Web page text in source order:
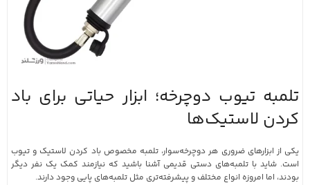
تلمبه تیوب دوچرخه؛ ابزار حیاتی برای باد
کردن لاستیک‌ها
یکی از ابزارهای ضروری هر دوچرخه‌سوار، تلمبه مخصوص باد کردن لاستیک و تیوب
است. شاید با تلمبه‌های دستی قدیمی آشنا باشید که نیازمند کمک یک نفر دیگر
بودند، اما امروزه انواع مختلف و پیشرفته‌تری مثل تلمبه‌های پایی وجود دارند.